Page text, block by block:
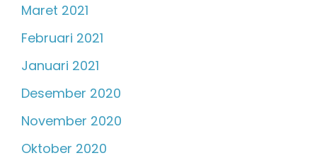
Maret 2021
Februari 2021
Januari 2021
Desember 2020
November 2020
Oktober 2020